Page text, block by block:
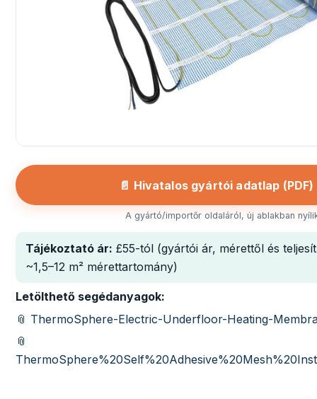
📄 Hivatalos gyártói adatlap
A gyártó/importőr oldaláról, új ablakban
Tájékoztató ár: £55-tól (gyártói ár, mérettől és
~1,5–12 m² mérettartomány)
Letölthető segédanyagok:
📎 ThermoSphere-Electric-Underfloor-Heating-
📎